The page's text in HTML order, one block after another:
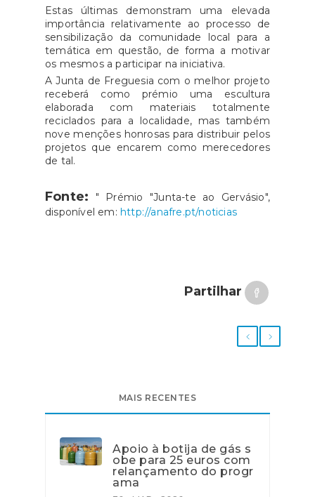
Estas últimas demonstram uma elevada
importância relativamente ao processo de
sensibilização da comunidade local para a
temática em questão, de forma a motivar
os mesmos a participar na iniciativa.
A Junta de Freguesia com o melhor projeto
receberá como prémio uma escultura
elaborada com materiais totalmente
reciclados para a localidade, mas também
nove menções honrosas para distribuir pelos
projetos que encarem como merecedores
de tal.
Fonte: " Prémio "Junta-te ao Gervásio",
disponível em: http://anafre.pt/noticias
Partilhar
MAIS RECENTES
Apoio à botija de gás s
obe para 25 euros com
relançamento do progr
ama